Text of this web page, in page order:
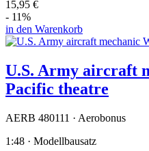
15,95 €
- 11%
in den Warenkorb
U.S. Army aircraft
Pacific theatre
AERB 480111 · Aerobonus
1:48 · Modellbausatz